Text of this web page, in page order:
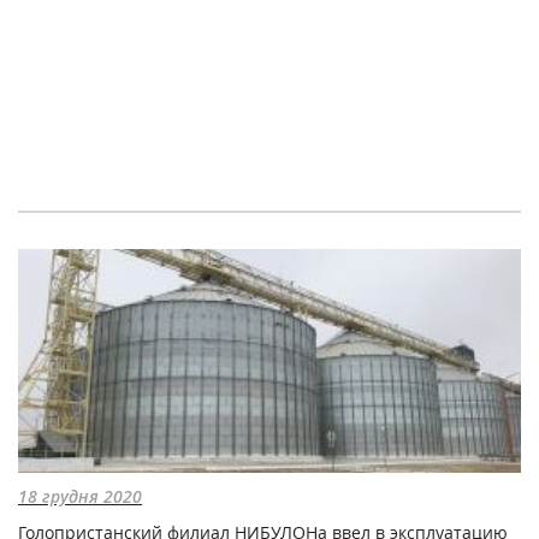
18 грудня 2020
Голопристанский филиал НИБУЛОНа ввел в эксплуатацию